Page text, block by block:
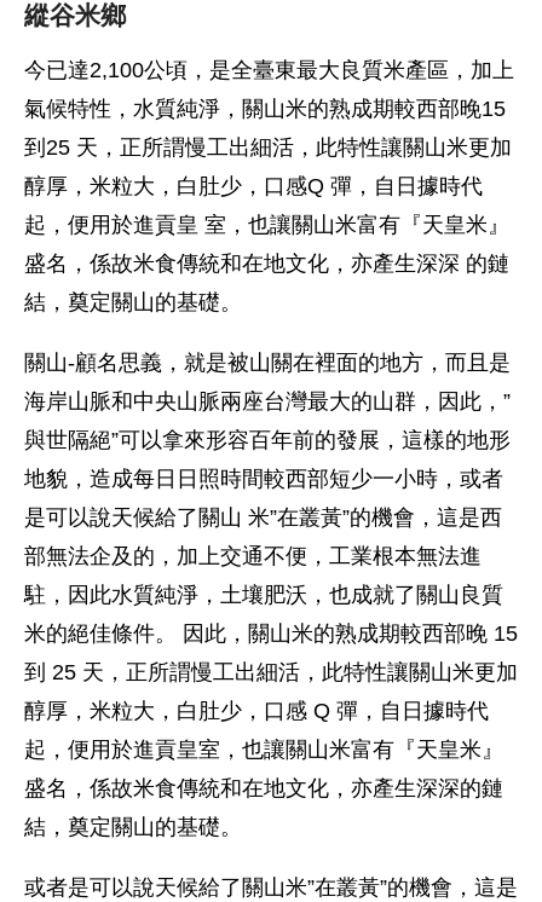
縱谷米鄉
今已達2,100公頃，是全臺東最大良質米產區，加上
氣候特性，水質純淨，關山米的熟成期較西部晚15
到25 天，正所謂慢工出細活，此特性讓關山米更加
醇厚，米粒大，白肚少，口感Q 彈，自日據時代
起，便用於進貢皇 室，也讓關山米富有『天皇米』
盛名，係故米食傳統和在地文化，亦產生深深 的鏈
結，奠定關山的基礎。
關山-顧名思義，就是被山關在裡面的地方，而且是
海岸山脈和中央山脈兩座台灣最大的山群，因此，”
與世隔絕”可以拿來形容百年前的發展，這樣的地形
地貌，造成每日日照時間較西部短少一小時，或者
是可以說天候給了關山 米”在叢黃”的機會，這是西
部無法企及的，加上交通不便，工業根本無法進
駐，因此水質純淨，土壤肥沃，也成就了關山良質
米的絕佳條件。 因此，關山米的熟成期較西部晚 15
到 25 天，正所謂慢工出細活，此特性讓關山米更加
醇厚，米粒大，白肚少，口感 Q 彈，自日據時代
起，便用於進貢皇室，也讓關山米富有『天皇米』
盛名，係故米食傳統和在地文化，亦產生深深的鏈
結，奠定關山的基礎。
或者是可以說天候給了關山米”在叢黃”的機會，這是